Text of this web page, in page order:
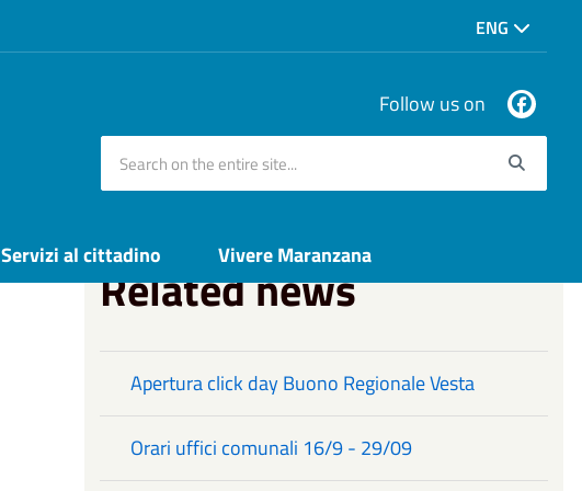
ENG
Follow us on
Servizi al cittadino Vivere Maranzana
Related news
Apertura click day Buono Regionale Vesta
Orari uffici comunali 16/9 - 29/09